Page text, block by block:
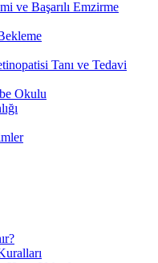
ve Başarılı Emzirme
Tanı ve Tedavi
Okulu